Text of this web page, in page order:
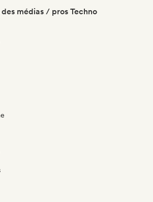
des médias / pros Techno